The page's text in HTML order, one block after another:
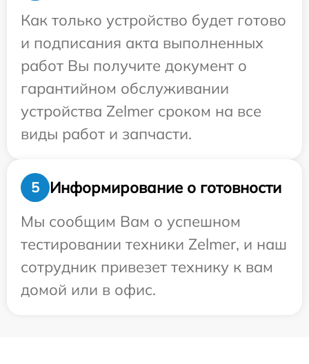
Как только устройство будет готово
и подписания акта выполненных
работ Вы получите документ о
гарантийном обслуживании
устройства Zelmer сроком на все
виды работ и запчасти.
5
Информирование о готовности
Мы сообщим Вам о успешном
тестировании техники Zelmer, и наш
сотрудник привезет технику к вам
домой или в офис.